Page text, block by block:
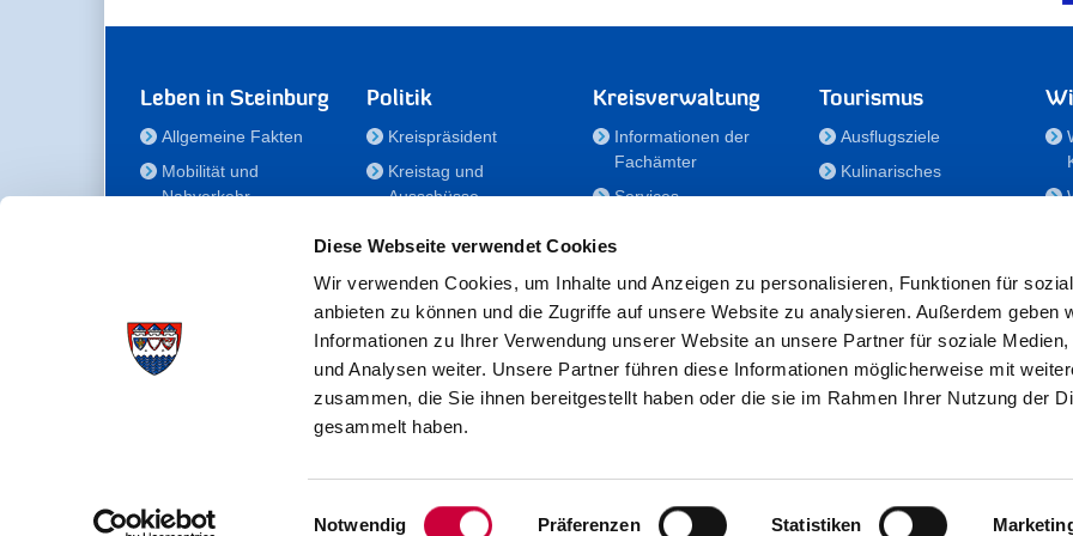
Diese Webseite verwendet Cookies
Wir verwenden Cookies, um Inhalte und Anzeigen zu personalisieren, Funktionen für
anbieten zu können und die Zugriffe auf unsere Website zu analysieren. Außerdem geben
Informationen zu Ihrer Verwendung unserer Website an unsere Partner für soziale Medien,
und Analysen weiter. Unsere Partner führen diese Informationen möglicherweise mit
zusammen, die Sie ihnen bereitgestellt haben oder die sie im Rahmen Ihrer Nutzung der
gesammelt haben.
Einwilligungsauswahl
Notwendig Präferenzen Statistiken
Leben in Steinburg
Allgemeine Fakten
Mobilität und
Nahverkehr
Gesundheit
Bildung
Politik
Kreispräsident
Kreistag und
Ausschüsse
für Menschen mit
Behinderung
Der
Kreisseniorenbeirat
Förderstiftung
Fördergesellschaft/Sportförderung
Kreisverwaltung
Informationen der
Fachämter
Services
Nachwuchskräfte
Notdienste
Formulare/Downloads
RSS-Feeds
Tourismus
Ausflugsziele
Kulinarisches
Veranstaltungen
Kreisverwaltung Steinburg · Viktoriastraße 16-18 · 25524 Itzehoe · Telefon: 04821/69-0 · Fax: 04821/699-356 · E-Mail: